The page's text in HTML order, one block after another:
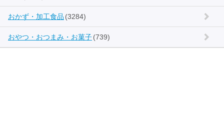
おかず・加工食品 (3284)
おやつ・おつまみ・お菓子(739)